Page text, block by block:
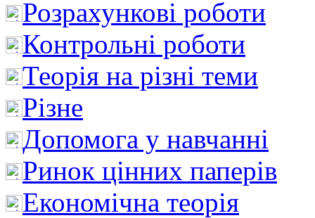
Розрахункові роботи
Контрольні роботи
Теорія на різні теми
Різне
Допомога у навчанні
Ринок цінних паперів
Економічна теорія